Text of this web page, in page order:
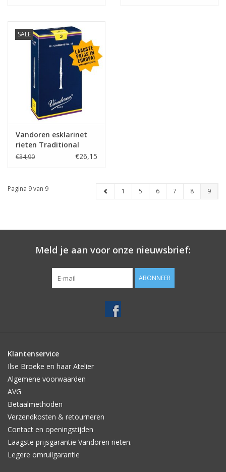
SALE
Vandoren esklarinet
rieten Traditional
€34,90 €26,15
Pagina 9 van 9 1 5 6 7 8 9
Meld je aan voor onze nieuwsbrief:
ABONNEER
Klantenservice
Ilse Broeke en haar Atelier
Algemene voorwaarden
AVG
Betaalmethoden
Verzendkosten & retourneren
Contact en openingstijden
Laagste prijsgarantie Vandoren rieten.
Legere omruilgarantie